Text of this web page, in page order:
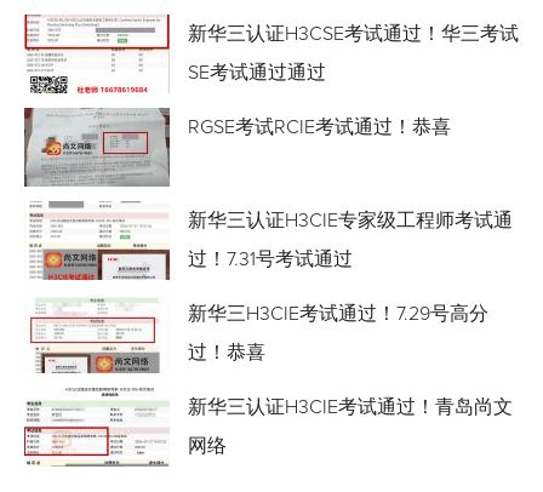
新华三认证H3CSE考试通过！华三考试
SE考试通过通过
RGSE考试RCIE考试通过！恭喜
新华三认证H3CIE专家级工程师考试通
过！7.31号考试通过
新华三H3CIE考试通过！7.29号高分
过！恭喜
新华三认证H3CIE考试通过！青岛尚文
网络